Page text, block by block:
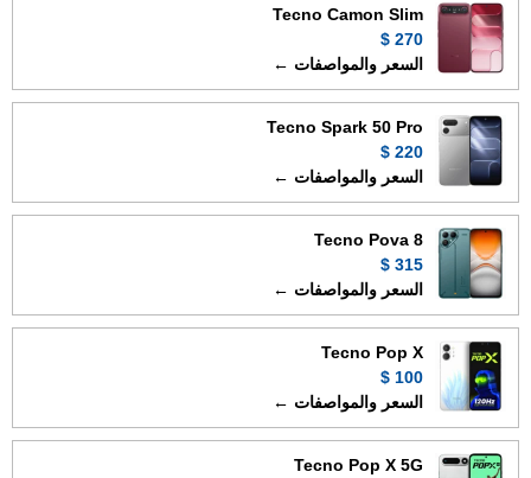
Tecno Camon Slim
270 $
السعر والمواصفات ←
Tecno Spark 50 Pro
220 $
السعر والمواصفات ←
Tecno Pova 8
315 $
السعر والمواصفات ←
Tecno Pop X
100 $
السعر والمواصفات ←
Tecno Pop X 5G